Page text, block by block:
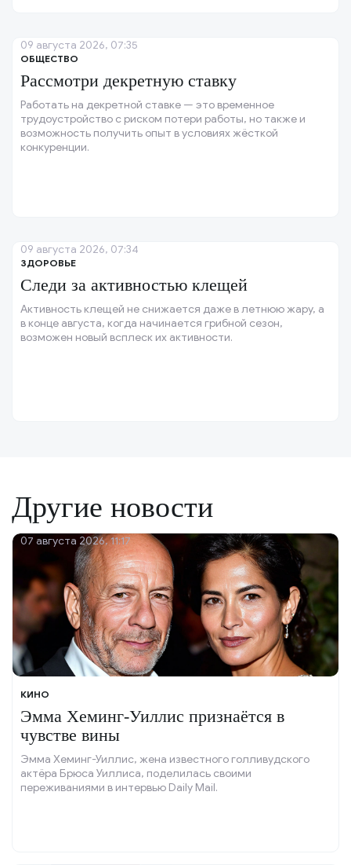
ОБЩЕСТВО
Рассмотри декретную ставку
Работать на декретной ставке — это временное
трудоустройство с риском потери работы, но также и
возможность получить опыт в условиях жёсткой
конкуренции.
09 августа 2026, 07:35
ЗДОРОВЬЕ
Следи за активностью клещей
Активность клещей не снижается даже в летнюю жару, а
в конце августа, когда начинается грибной сезон,
возможен новый всплеск их активности.
09 августа 2026, 07:34
Другие новости
КИНО
Эмма Хеминг-Уиллис признаётся в
чувстве вины
Эмма Хеминг-Уиллис, жена известного голливудского
актёра Брюса Уиллиса, поделилась своими
переживаниями в интервью Daily Mail.
07 августа 2026, 11:17